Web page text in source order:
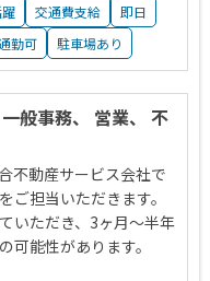
交通費支給
即日
勤可 駐車場あり
般事務、 営業、 不
不動産サービス会社で
ご担当いただきます。
いただき、3ヶ月～半年
可能性があります。